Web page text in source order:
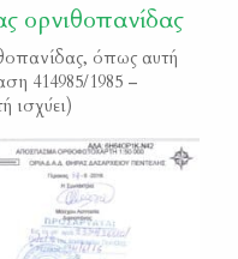
ορνιθοπανίδας
όπως αυτή
414985/1985 –
ισχύει)